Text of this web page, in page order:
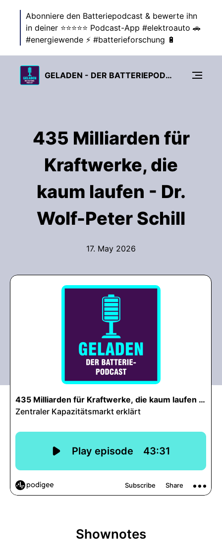
Abonniere den Batteriepodcast & bewerte ihn
in deiner ⭐⭐⭐⭐⭐ Podcast-App #elektroauto 🚗
#energiewende ⚡ #batterieforschung 🔋
GELADEN - DER BATTERIEPODCAST ZUR ENERGIEWENDE
435 Milliarden für
Kraftwerke, die
kaum laufen - Dr.
Wolf-Peter Schill
17. May 2026
Shownotes